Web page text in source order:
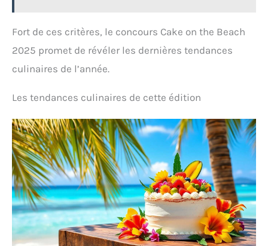
Fort de ces critères, le concours Cake on the Beach
2025 promet de révéler les dernières tendances
culinaires de l’année.
Les tendances culinaires de cette édition